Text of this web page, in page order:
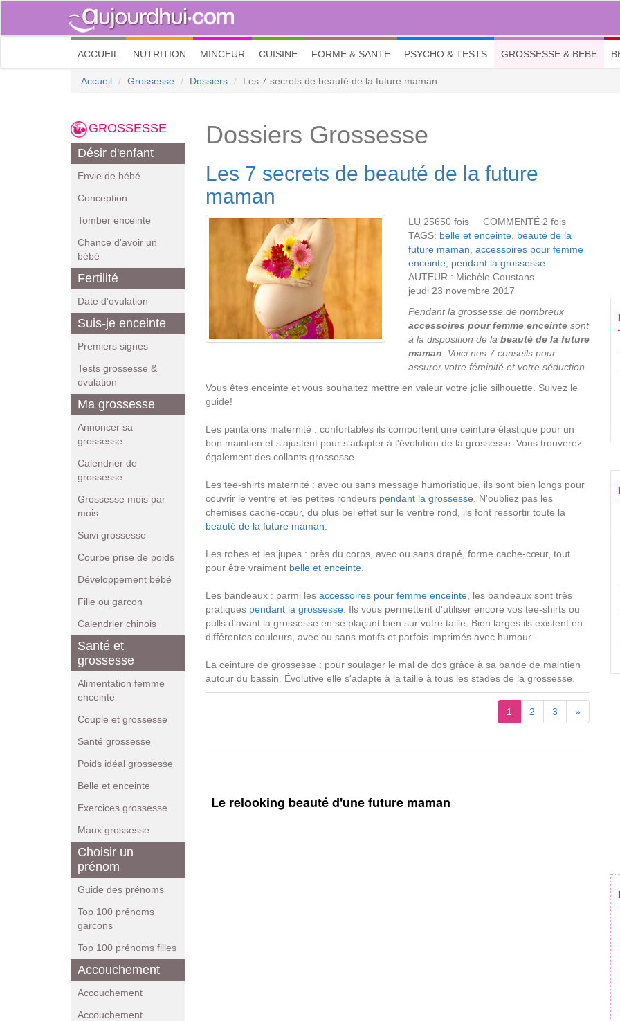
ACCUEIL (current)
NUTRITION MINCEUR CUISINE FORME & SANTE PSYCHO & TESTS GROSSESSE & BEBE
Accueil Grossesse Dossiers Les 7 secrets de beauté de la future maman
GROSSESSE
Désir d'enfant
Envie de bébé
Conception
Tomber enceinte
Chance d'avoir un
bébé
Fertilité
Date d'ovulation
Suis-je enceinte
Premiers signes
Tests grossesse &
ovulation
Ma grossesse
Annoncer sa
grossesse
Calendrier de
grossesse
Grossesse mois par
mois
Suivi grossesse
Courbe prise de poids
Développement bébé
Fille ou garcon
Calendrier chinois
Santé et
grossesse
Alimentation femme
enceinte
Couple et grossesse
Santé grossesse
Poids idéal grossesse
Belle et enceinte
Exercices grossesse
Maux grossesse
Choisir un
prénom
Guide des prénoms
Top 100 prénoms
garcons
Top 100 prénoms filles
Accouchement
Accouchement
Accouchement
Dossiers Grossesse
Les 7 secrets de beauté de la future
maman
LU 25650 fois COMMENTÉ 2 fois
TAGS: belle et enceinte, beauté de la
future maman accessoires pour femme
enceinte, pendant la grossesse
AUTEUR : Michèle Coustans
jeudi 23 novembre 2017
Pendant la grossesse de nombreux
accessoires pour femme enceintesont
à la disposition de la beauté de la future
maman . Voici nos 7 conseils pour
assurer votre féminité et votre séduction.
Vous êtes enceinte et vous souhaitez mettre en valeur votre jolie silhouette. Suivez le
guide!
Les pantalons maternité : confortables ils comportent une ceinture élastique pour un
bon maintien et s'ajustent pour s'adapter à l'évolution de la grossesse. Vous trouverez
également des collants grossesse.
Les tee-shirts maternité : avec ou sans message humoristique, ils sont bien longs pour
couvrir le ventre et les petites rondeurs pendant la grossesse . N'oubliez pas les
chemises cache-cœur, du plus bel effet sur le ventre rond, ils font ressortir toute la
beauté de la future maman
Les robes et les jupes : près du corps, avec ou sans drapé, forme cache-cœur, tout
pour être vraiment belle et enceinte
Les bandeaux : parmi les accessoires pour femme enceinte , les bandeaux sont très
pratiques pendant la grossesse . Ils vous permettent d'utiliser encore vos tee-shirts ou
pulls d'avant la grossesse en se plaçant bien sur votre taille. Bien larges ils existent en
différentes couleurs, avec ou sans motifs et parfois imprimés avec humour.
La ceinture de grossesse : pour soulager le mal de dos grâce à sa bande de maintien
autour du bassin. Évolutive elle s'adapte à la taille à tous les stades de la grossesse.
1 2 3 »
Le relooking beauté d'une future maman